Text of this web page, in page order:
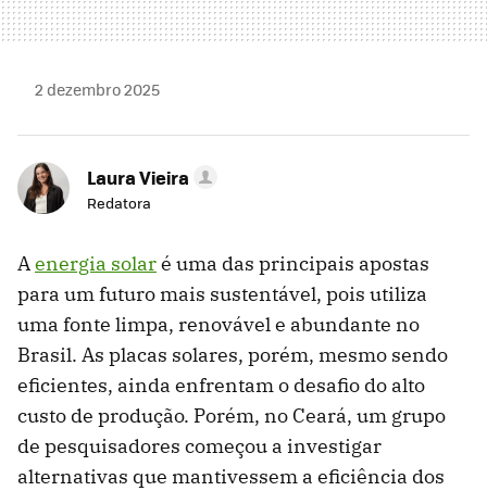
2 dezembro 2025
Laura Vieira
Redatora
Aenergia solaré uma das principais apostas
para um futuro mais sustentável, pois utiliza
uma fonte limpa, renovável e abundante no
Brasil. As placas solares, porém, mesmo sendo
eficientes, ainda enfrentam o desafio do alto
custo de produção. Porém, no Ceará, um grupo
de pesquisadores começou a investigar
alternativas que mantivessem a eficiência dos